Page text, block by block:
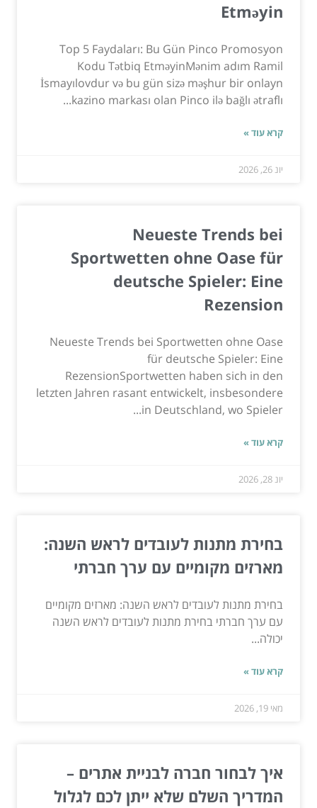
Etməyin
Top 5 Faydaları: Bu Gün Pinco Promosyon
Kodu Tətbiq EtməyinMənim adım Ramil
İsmayılovdur və bu gün sizə məşhur bir onlayn
kazino markası olan Pinco ilə bağlı ətraflı...
קרא עוד »
יונ 26, 2026
Neueste Trends bei
Sportwetten ohne Oase für
deutsche Spieler: Eine
Rezension
Neueste Trends bei Sportwetten ohne Oase
für deutsche Spieler: Eine
RezensionSportwetten haben sich in den
letzten Jahren rasant entwickelt, insbesondere
in Deutschland, wo Spieler...
קרא עוד »
יונ 28, 2026
בחירת מתנות לעובדים לראש השנה:
מארזים מקומיים עם ערך חברתי
בחירת מתנות לעובדים לראש השנה: מארזים מקומיים
עם ערך חברתי בחירת מתנות לעובדים לראש השנה
יכולה...
קרא עוד »
מאי 19, 2026
איך לבחור חברה לבניית אתרים –
המדריך השלם שלא ייתן לכם לגלול